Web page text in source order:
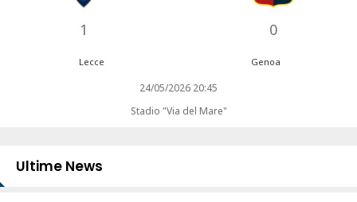
1 0
Lecce Genoa
24/05/2026 20:45
Stadio "Via del Mare"
Ultime News